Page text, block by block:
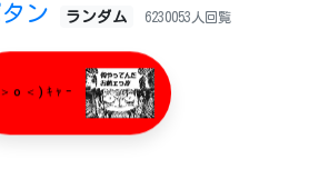
ン
ランダム 6230053人回覧
o＜)ｷｬｰ